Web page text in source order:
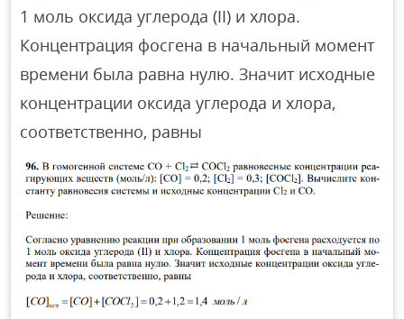
1 моль оксида углерода (II) и хлора.
Концентрация фосгена в начальный момент
времени была равна нулю. Значит исходные
концентрации оксида углерода и хлора,
соответственно, равны